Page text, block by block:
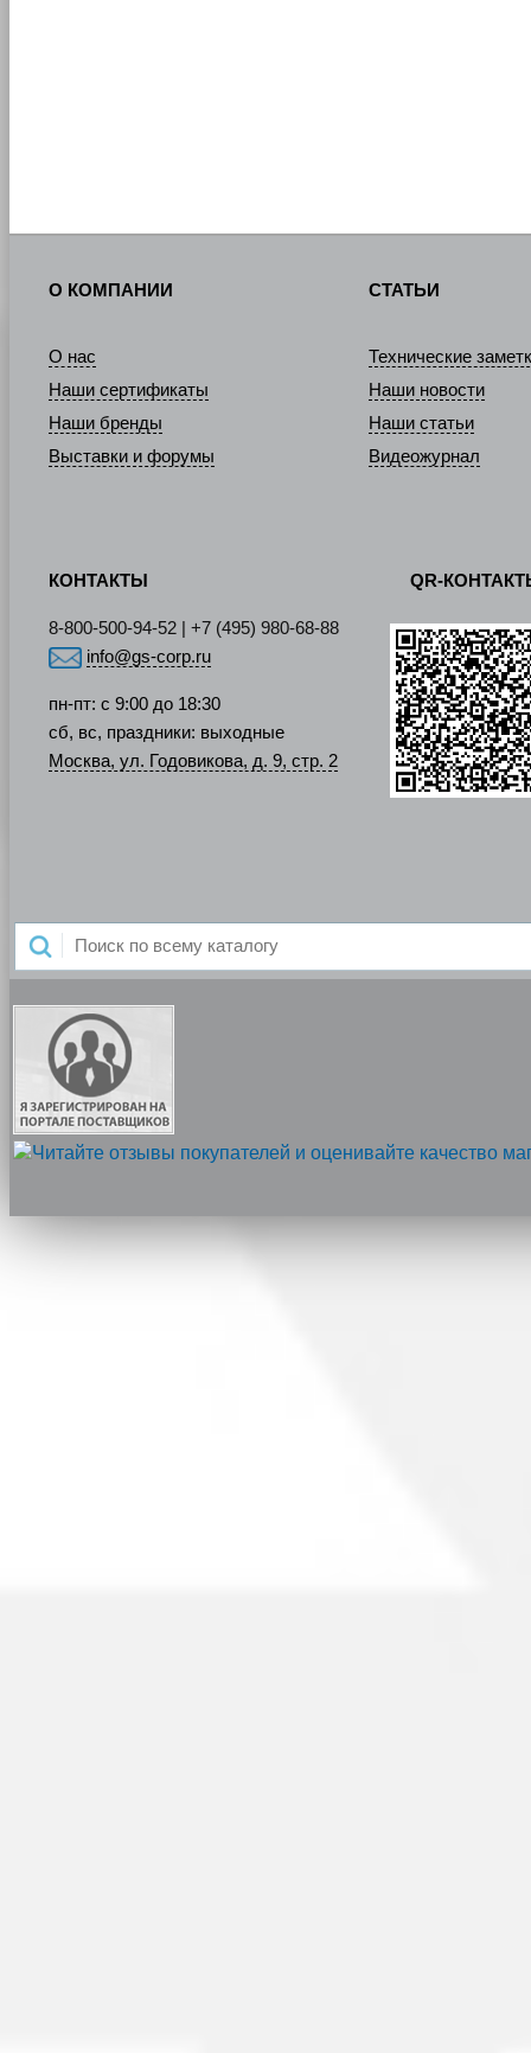
О КОМПАНИИ
О нас
Наши сертификаты
Наши бренды
Выставки и форумы
СТАТЬИ
Технические
Наши новости
Наши статьи
Видеожурнал
КОНТАКТЫ
8-800-500-94-52 | +7 (495) 980-68-88
info@gs-corp.ru
пн-пт: с 9:00 до 18:30
сб, вс, праздники: выходные
Москва, ул. Годовикова, д. 9, стр. 2
QR-